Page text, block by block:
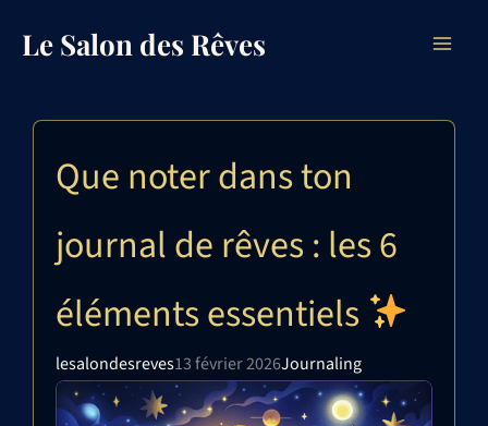
Le Salon des Rêves
Que noter dans ton
journal de rêves : les 6
éléments essentiels
lesalondesreves13 février 2026Journaling